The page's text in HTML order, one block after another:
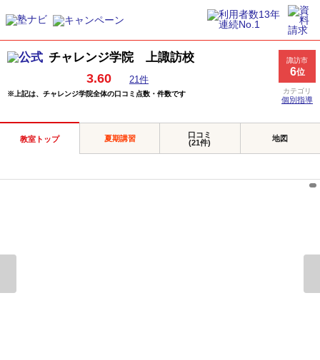
チャレンジ学院 上諏訪校
3.60 21件
※上記は、チャレンジ学院全体の口コミ点数・件数です
諏訪市
6位
カテゴリ
個別指導
教室トップ 夏期講習
口コミ
(21件)
地図